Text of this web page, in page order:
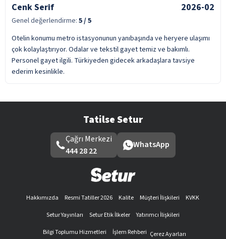
Cenk Serif 2026-02
Genel değerlendirme: 5/ 5
Otelin konumu metro istasyonunun yanıbaşında ve heryere ulaşımı
çok kolaylaştırıyor. Odalar ve tekstil gayet temiz ve bakımlı.
Personel gayet ilgili. Türkiyeden gidecek arkadaşlara tavsiye
ederim kesinlikle.
Tatilse Setur
Çağrı Merkezi
444 28 22
WhatsApp
Hakkımızda Resmi Tatiller 2026 Kalite Müşteri İlişkileri
KVKK
Setur Yayınları
Setur Etik İlkeler
Yatırımcı İlişkileri
Bilgi Toplumu Hizmetleri
İşlem Rehberi Çerez Ayarları